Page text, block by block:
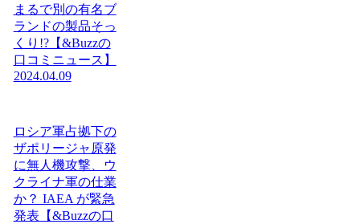
まるで別の有名ブ
ランドの製品そっ
くり!?【&Buzzの
口コミニュース】
2024.04.09
ロシア軍占拠下の
ザポリージャ原発
に無人機攻撃、ウ
クライナ軍の仕業
か？ IAEA が緊急
発表【&Buzzの口